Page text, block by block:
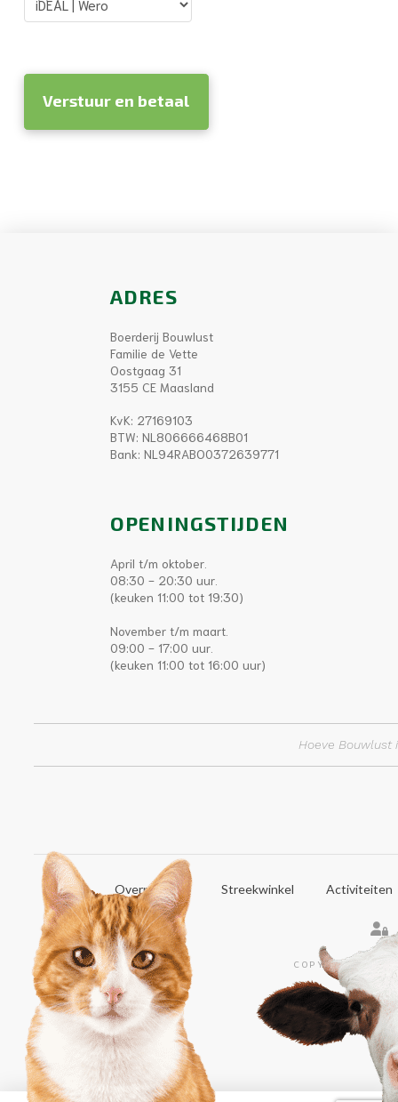
ADRES
Boerderij Bouwlust
Familie de Vette
Oostgaag 31
3155 CE Maasland
KvK: 27169103
BTW: NL806666468B01
Bank: NL94RABO0372639771
OPENINGSTIJDEN
April t/m oktober.
08:30 - 20:30 uur.
(keuken 11:00 tot 19:30)
November t/m maart.
09:00 - 17:00 uur.
(keuken 11:00 tot 16:00 uur)
Hoeve Bouwlust
Home Overnachten Streekwinkel Activiteiten
COPYRIGHT ©